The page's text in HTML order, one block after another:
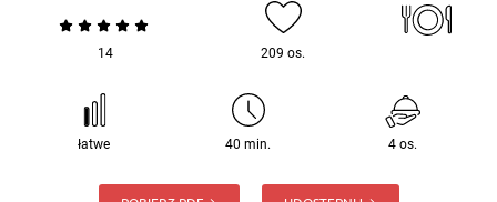
14 209 os.
łatwe 40 min. 4 os.